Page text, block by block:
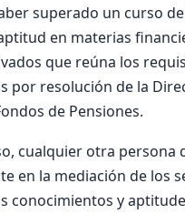
superado un curso
en materias
que reúna los
por resolución de la
de Pensiones.
cualquier otra persona
en la mediación de los
conocimientos y